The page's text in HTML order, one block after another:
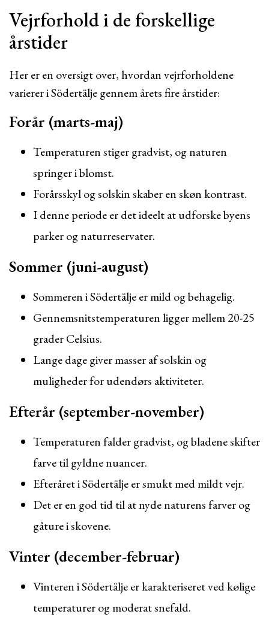
Vejrforhold i de forskellige
årstider
Her er en oversigt over, hvordan vejrforholdene
varierer i Södertälje gennem årets fire årstider:
Forår (marts-maj)
Temperaturen stiger gradvist, og naturen
springer i blomst.
Forårsskyl og solskin skaber en skøn kontrast.
I denne periode er det ideelt at udforske byens
parker og naturreservater.
Sommer (juni-august)
Sommeren i Södertälje er mild og behagelig.
Gennemsnitstemperaturen ligger mellem 20-25
grader Celsius.
Lange dage giver masser af solskin og
muligheder for udendørs aktiviteter.
Efterår (september-november)
Temperaturen falder gradvist, og bladene skifter
farve til gyldne nuancer.
Efteråret i Södertälje er smukt med mildt vejr.
Det er en god tid til at nyde naturens farver og
gåture i skovene.
Vinter (december-februar)
Vinteren i Södertälje er karakteriseret ved kølige
temperaturer og moderat snefald.